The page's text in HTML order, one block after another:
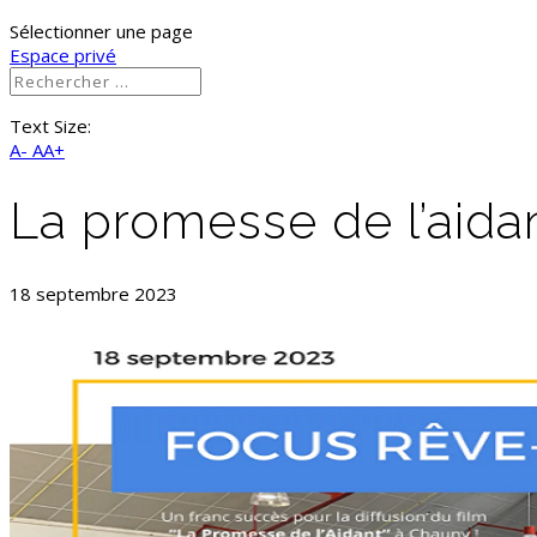
Sélectionner une page
Espace privé
Text Size:
A- AA+
La promesse de
18 septembre 2023